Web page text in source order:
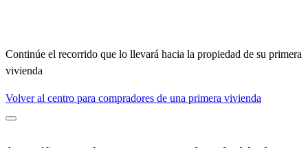
Continúe el recorrido que lo llevará hacia la propiedad de su primera
vivienda
Volver al centro para compradores de una primera vivienda